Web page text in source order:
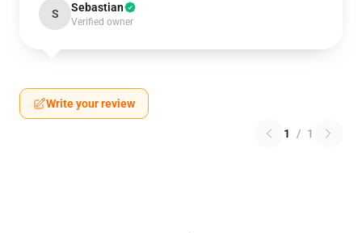
S Sebastian
Verified owner
Write your review
1 / 1